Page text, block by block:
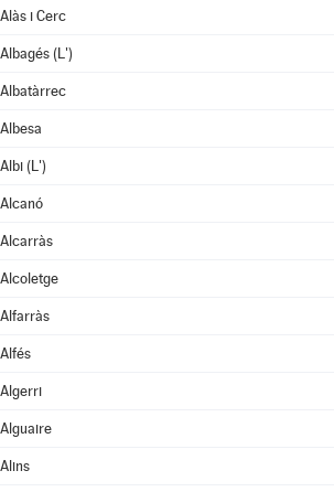
Alàs i Cerc
Albagés (L')
Albatàrrec
Albesa
Albi (L')
Alcanó
Alcarràs
Alcoletge
Alfarràs
Alfés
Algerri
Alguaire
Alins